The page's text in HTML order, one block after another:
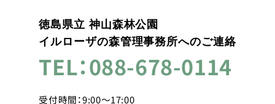
徳島県立 神山森林公園
イルローザの森管理事務所へのご連絡
TEL：088-678-0114
受付時間：9:00～17:00